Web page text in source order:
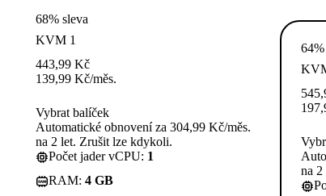
68% sleva
KVM 1
443,99 Kč
139,99 Kč/měs.
Vybrat balíček
Automatické obnovení za 304,99 Kč/měs.
na 2 let. Zrušit lze kdykoli.
Počet jader vCPU: 1
RAM: 4 GB
64%
na